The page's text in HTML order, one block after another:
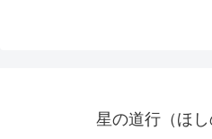
星の道行（ほし